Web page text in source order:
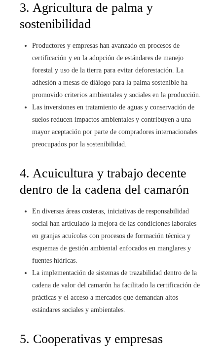
3. Agricultura de palma y
sostenibilidad
Productores y empresas han avanzado en procesos de
certificación y en la adopción de estándares de manejo
forestal y uso de la tierra para evitar deforestación. La
adhesión a mesas de diálogo para la palma sostenible ha
promovido criterios ambientales y sociales en la producción.
Las inversiones en tratamiento de aguas y conservación de
suelos reducen impactos ambientales y contribuyen a una
mayor aceptación por parte de compradores internacionales
preocupados por la sostenibilidad.
4. Acuicultura y trabajo decente
dentro de la cadena del camarón
En diversas áreas costeras, iniciativas de responsabilidad
social han articulado la mejora de las condiciones laborales
en granjas acuícolas con procesos de formación técnica y
esquemas de gestión ambiental enfocados en manglares y
fuentes hídricas.
La implementación de sistemas de trazabilidad dentro de la
cadena de valor del camarón ha facilitado la certificación de
prácticas y el acceso a mercados que demandan altos
estándares sociales y ambientales.
5. Cooperativas y empresas